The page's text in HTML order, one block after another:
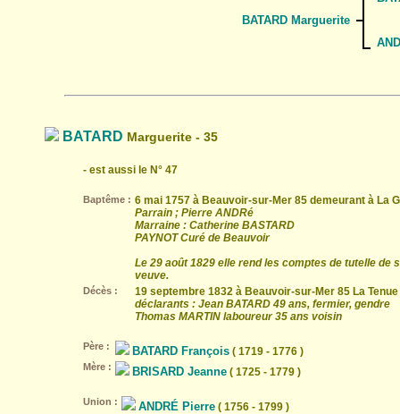
BATARD Marguerite
BATARD Marguerite - 35
- est aussi le N° 47
Baptême : 6 mai 1757 à Beauvoir-sur-Mer 85 demeurant à La
Parrain ; Pierre ANDRé
Marraine : Catherine BASTARD
PAYNOT Curé de Beauvoir
Le 29 août 1829 elle rend les comptes de tutelle
veuve.
Décès :
19 septembre 1832 à Beauvoir-sur-Mer 85 La
déclarants : Jean BATARD 49 ans, fermier, gendre
Thomas MARTIN laboureur 35 ans voisin
Père : BATARD François ( 1719 - 1776 )
Mère : BRISARD Jeanne ( 1725 - 1779 )
Union : ANDRÉ Pierre ( 1756 - 1799 )